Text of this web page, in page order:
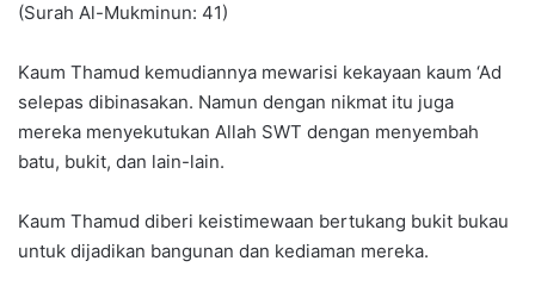
(Surah Al-Mukminun: 41)
Kaum Thamud kemudiannya mewarisi kekayaan kaum ‘Ad
selepas dibinasakan. Namun dengan nikmat itu juga
mereka menyekutukan Allah SWT dengan menyembah
batu, bukit, dan lain-lain.
Kaum Thamud diberi keistimewaan bertukang bukit bukau
untuk dijadikan bangunan dan kediaman mereka.